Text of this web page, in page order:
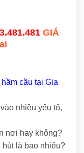
GIÁ
cầu tại Gia
nhiều yếu tố,
nơi hay không?
là bao nhiêu?